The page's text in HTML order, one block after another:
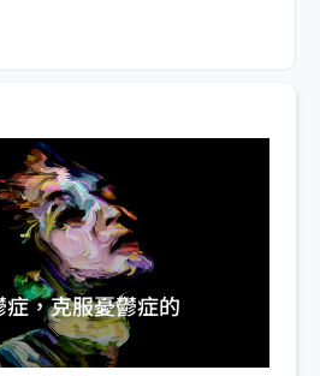
，克服憂鬱症的